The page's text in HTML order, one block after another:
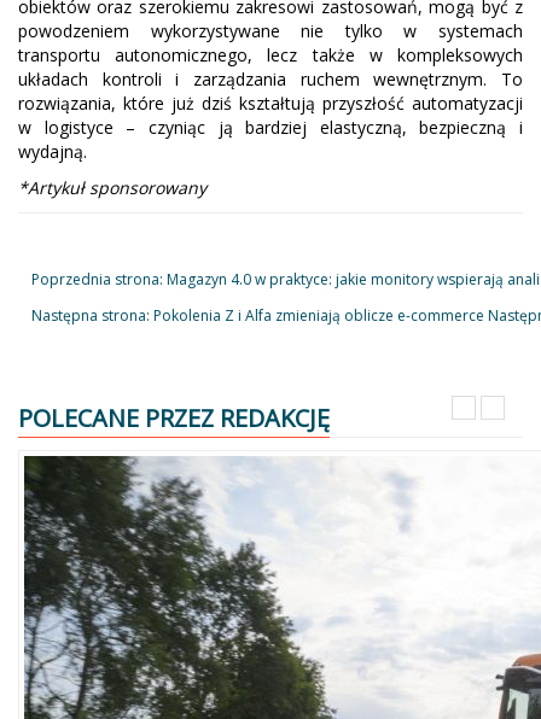
obiektów oraz szerokiemu zakresowi zastosowań, mogą być z
powodzeniem wykorzystywane nie tylko w systemach
transportu autonomicznego, lecz także w kompleksowych
układach kontroli i zarządzania ruchem wewnętrznym. To
rozwiązania, które już dziś kształtują przyszłość automatyzacji
w logistyce – czyniąc ją bardziej elastyczną, bezpieczną i
wydajną.
*Artykuł sponsorowany
Poprzednia strona: Magazyn 4.0 w praktyce: jakie monitory wspierają
Następna strona: Pokolenia Z i Alfa zmieniają oblicze e-commerce
POLECANE PRZEZ REDAKCJĘ